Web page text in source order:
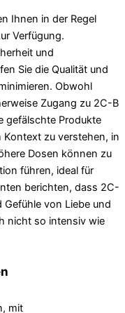
Ihnen in der Regel
Verfügung.
und
Sie die Qualität und
Obwohl
Zugang zu 2C-B
gefälschte Produkte
zu verstehen, in
Dosen können zu
führen, ideal für
berichten, dass 2C-
von Liebe und
nicht so intensiv wie
mit